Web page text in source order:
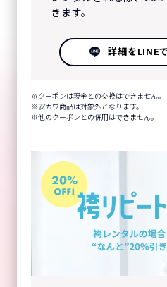
きます。
詳細をLINE
クーポンは現金との交換はできません。
安カワ商品は対象外となります。
他のクーポンとの併用はできません。